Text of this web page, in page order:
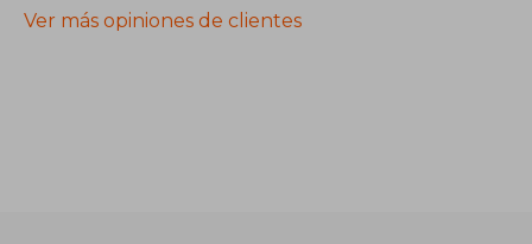
Ver más opiniones de clientes